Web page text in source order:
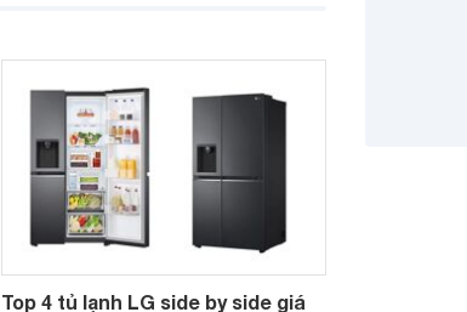
Top 4 tủ lạnh LG side by side giá